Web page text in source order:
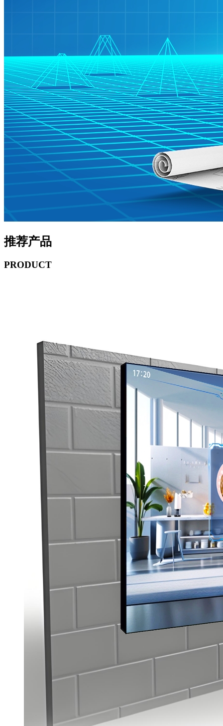
推荐产品
PRODUCT